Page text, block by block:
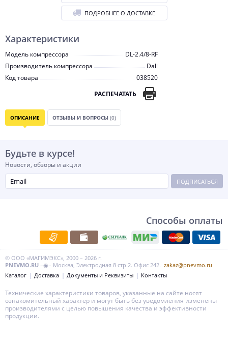
Характеристики
Модель компрессора
DL-2.4/8-RF
Производитель компрессора
Dali
Код товара
038520
РАСПЕЧАТАТЬ
ПОДРОБНЕЕ О ДОСТАВКЕ
ОПИСАНИЕ ОТЗЫВЫ И ВОПРОСЫ (0)
Будьте в курсе!
Новости, обзоры и акции
ПОДПИСАТЬСЯ
Способы оплаты
© ООО «МАГИМЭКС», 2000 – 2026 г.
PNEVMO.RU –◉– Москва, Электродная 8 стр 2. Офис 242. zakaz@pnevmo.ru
Каталог
Доставка Документы и Реквизиты Контакты
Технические характеристики товаров, указанные на сайте носят
ознакомительный характер и могут быть без уведомления изменены
производителями с целью повышения качества и эффективности
продукции.